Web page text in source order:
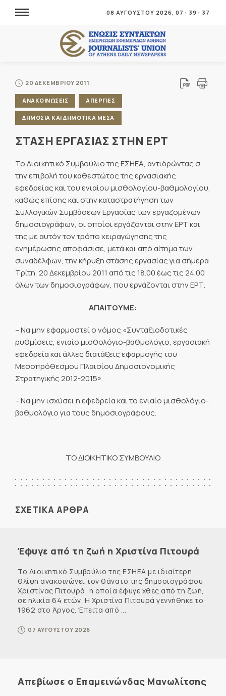
08 ΑΥΓΟΥΣΤΟΥ 2026, 07 : 39 : 37
20 ΔΕΚΕΜΒΡΙΟΥ 2011
ΑΝΑΚΟΙΝΩΣΕΙΣ ΑΠΕΡΓΙΕΣ
ΔΗΜΟΣΙΑ ΚΑΙ ΔΗΜΟΤΙΚΑ ΜΕΣΑ
ΣΤΑΣΗ ΕΡΓΑΣΙΑΣ ΣΤΗΝ ΕΡΤ
Το Διοικητικό Συμβούλιο της ΕΣΗΕΑ, αντιδρώντας σ
την επιβολή του καθεστώτος της εργασιακής
εφεδρείας και του ενιαίου μισθολογίου-βαθμολογίου,
καθώς επίσης και στην καταστρατήγηση των
Συλλογικών Συμβάσεων Εργασίας των εργαζομένων
δημοσιογράφων, οι οποίοι εργάζονται στην ΕΡΤ και
της με αυτόν τον τρόπο χειραγώγησης της
ενημέρωσης αποφάσισε, μετά και από αίτημα των
συναδέλφων, την κήρυξη στάσης εργασίας για σήμερα
Τρίτη, 20 Δεκεμβρίου 2011 από τις 18.00 έως τις 24.00
όλων των δημοσιογράφων, που εργάζονται στην ΕΡΤ.
ΑΠΑΙΤΟΥΜΕ:
– Να μην εφαρμοστεί ο νόμος «Συνταξιοδοτικές
ρυθμίσεις, ενιαίο μισθολόγιο-βαθμολόγιο, εργασιακή
εφεδρεία και άλλες διατάξεις εφαρμογής του
Μεσοπρόθεσμου Πλαισίου Δημοσιονομικής
Στρατηγικής 2012-2015».
– Να μην ισχύσει η εφεδρεία και το ενιαίο μισθολόγιο-
βαθμολόγιο για τους δημοσιογράφους.
ΤΟ ΔΙΟΙΚΗΤΙΚΟ ΣΥΜΒΟΥΛΙΟ
ΣΧΕΤΙΚΑ ΑΡΘΡΑ
Έφυγε από τη ζωή η Χριστίνα Πιτουρά
Το Διοικητικό Συμβούλιο της ΕΣΗΕΑ με ιδιαίτερη
θλίψη ανακοινώνει τον θάνατο της δημοσιογράφου
Χριστίνας Πιτουρά, η οποία έφυγε χθες από τη ζωή,
σε ηλικία 64 ετών. Η Χριστίνα Πιτουρά γεννήθηκε το
1962 στο Άργος. Έπειτα από ...
07 ΑΥΓΟΥΣΤΟΥ 2026
Απεβίωσε ο Επαμεινώνδας Μανωλίτσης